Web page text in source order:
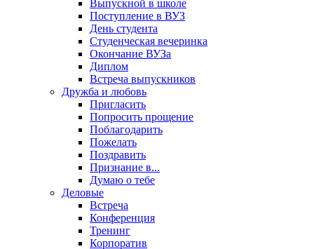
Выпускной в школе
Поступление в ВУЗ
День студента
Студенческая вечеринка
Окончание ВУЗа
Диплом
Встреча выпускников
Дружба и любовь
Пригласить
Попросить прощение
Поблагодарить
Пожелать
Поздравить
Признание в...
Думаю о тебе
Деловые
Встреча
Конференция
Тренинг
Корпоратив